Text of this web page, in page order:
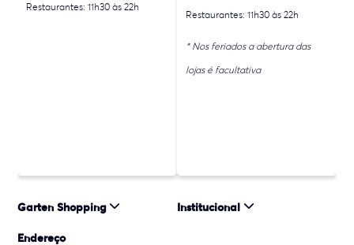
Restaurantes: 11h30 às 22h
Restaurantes: 11h30 às 22h
* Nos feriados a abertura das
lojas é facultativa
Garten Shopping Institucional
Endereço